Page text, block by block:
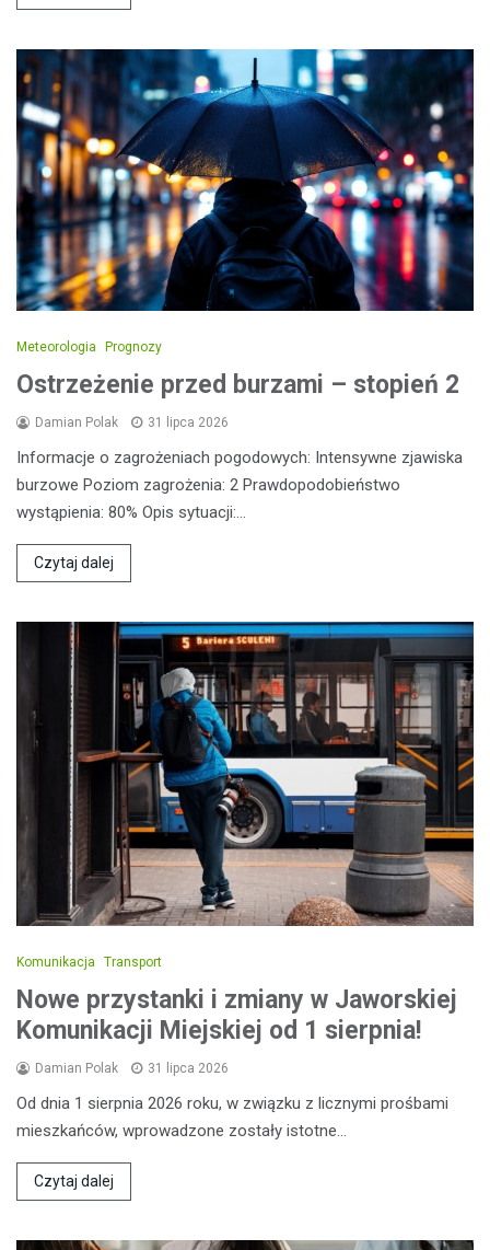
Meteorologia Prognozy
Ostrzeżenie przed burzami – stopień 2
Damian Polak 31 lipca 2026
Informacje o zagrożeniach pogodowych: Intensywne zjawiska
burzowe Poziom zagrożenia: 2 Prawdopodobieństwo
wystąpienia: 80% Opis sytuacji:…
Czytaj dalej
Komunikacja Transport
Nowe przystanki i zmiany w Jaworskiej
Komunikacji Miejskiej od 1 sierpnia!
Damian Polak 31 lipca 2026
Od dnia 1 sierpnia 2026 roku, w związku z licznymi prośbami
mieszkańców, wprowadzone zostały istotne…
Czytaj dalej